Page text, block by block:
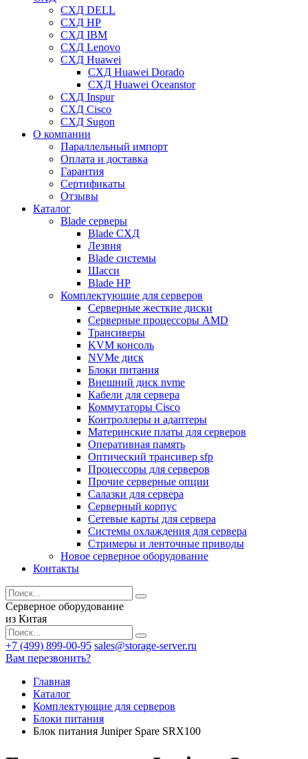
СХД DELL
СХД HP
СХД IBM
СХД Lenovo
СХД Huawei
СХД Huawei Dorado
СХД Huawei Oceanstor
СХД Inspur
СХД Cisco
СХД Sugon
О компании
Параллельный импорт
Оплата и доставка
Гарантия
Сертификаты
Отзывы
Каталог
Blade серверы
Blade СХД
Лезвия
Blade системы
Шасси
Blade HP
Комплектующие для серверов
Серверные жесткие диски
Серверные процессоры AMD
Трансиверы
KVM консоль
NVMe диск
Блоки питания
Внешний диск nvme
Кабели для сервера
Коммутаторы Cisco
Контроллеры и адаптеры
Материнские платы для серверов
Оперативная память
Оптический трансивер sfp
Процессоры для серверов
Прочие серверные опции
Салазки для сервера
Серверный корпус
Сетевые карты для сервера
Системы охлаждения для сервера
Стримеры и ленточные приводы
Новое серверное оборудование
Контакты
Серверное оборудование
из Китая
+7 (499) 899-00-95 sales@storage-server.ru
Вам перезвонить?
Главная
Каталог
Комплектующие для серверов
Блоки питания
Блок питания Juniper Spare SRX100